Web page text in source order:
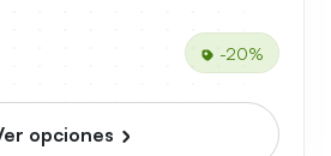
-20%
opciones